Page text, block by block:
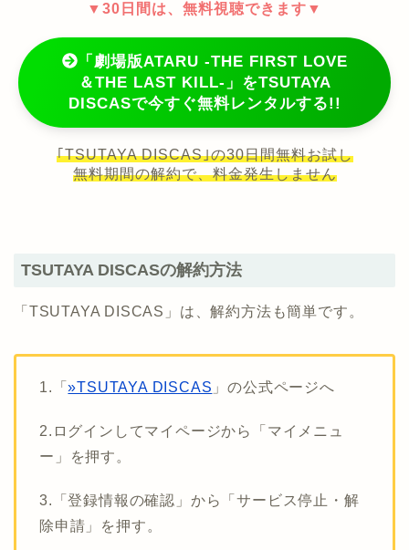
▼30日間は、無料視聴できます▼
「劇場版ATARU ‐THE FIRST LOVE
＆THE LAST KILL‐」をTSUTAYA
DISCASで今すぐ無料レンタルする!!
｢TSUTAYA DISCAS｣の30日間無料お試し
無料期間の解約で、料金発生しません
TSUTAYA DISCASの解約方法
「TSUTAYA DISCAS」は、解約方法も簡単です。
1.「»TSUTAYA DISCAS 」の公式ページへ
2.ログインしてマイページから「マイメニュ
ー」を押す。
3.「登録情報の確認」から「サービス停止・解
除申請」を押す。